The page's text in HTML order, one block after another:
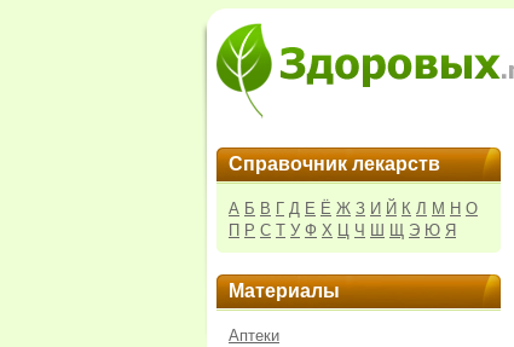
Справочник лекарств
А Б В Г Д Е Ё Ж З И Й К Л М Н О
П Р С Т У Ф Х Ц Ч Ш Щ Э Ю Я
Материалы
Аптеки